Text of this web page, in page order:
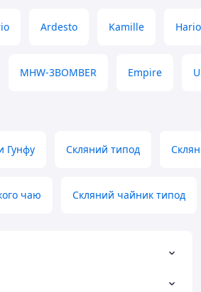
Ardesto Kamille Hario
MHW-3BOMBER Empire
Гунфу Скляний типод
чаю Скляний чайник типод